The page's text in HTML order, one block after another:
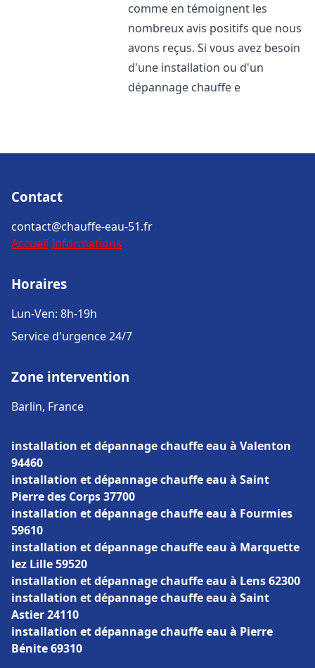
comme en témoignent les
nombreux avis positifs que nous
avons reçus. Si vous avez besoin
d'une installation ou d'un
dépannage chauffe e
Contact
contact@chauffe-eau-51.fr
Accueil Informations
Horaires
Lun-Ven: 8h-19h
Service d'urgence 24/7
Zone intervention
Barlin, France
installation et dépannage chauffe eau à Valenton
94460
installation et dépannage chauffe eau à Saint
Pierre des Corps 37700
installation et dépannage chauffe eau à Fourmies
59610
installation et dépannage chauffe eau à Marquette
lez Lille 59520
installation et dépannage chauffe eau à Lens 62300
installation et dépannage chauffe eau à Saint
Astier 24110
installation et dépannage chauffe eau à Pierre
Bénite 69310